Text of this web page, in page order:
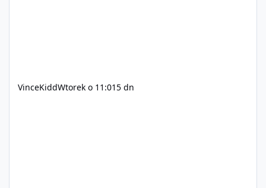
VinceKiddWtorek o 11:015 dn